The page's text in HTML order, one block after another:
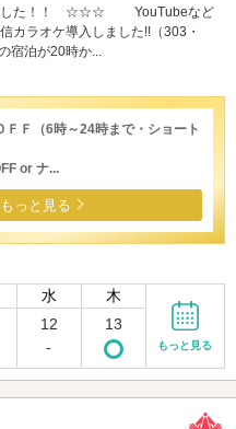
した！！ ☆☆☆ YouTubeなど
カラオケ導入しました!!（303・
泊が20時か...
Ｆ（6時～24時まで・ショート
or ナ...
っと見る
水 木
12
-
13
もっと見る